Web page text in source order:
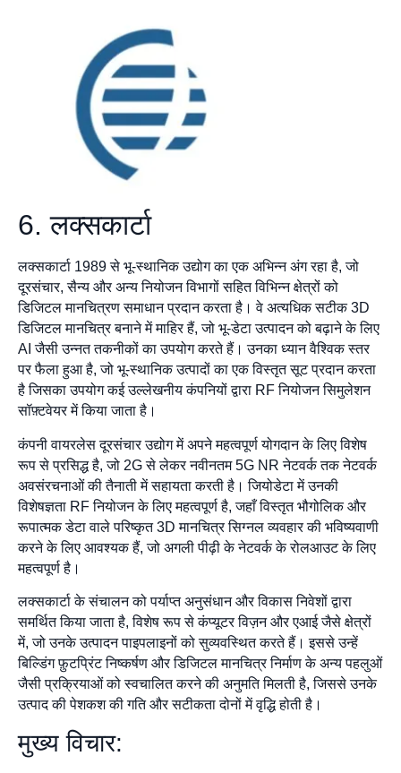
6. लक्सकार्टा
लक्सकार्टा 1989 से भू-स्थानिक उद्योग का एक अभिन्न अंग रहा है, जो
दूरसंचार, सैन्य और अन्य नियोजन विभागों सहित विभिन्न क्षेत्रों को
डिजिटल मानचित्रण समाधान प्रदान करता है। वे अत्यधिक सटीक 3D
डिजिटल मानचित्र बनाने में माहिर हैं, जो भू-डेटा उत्पादन को बढ़ाने के लिए
AI जैसी उन्नत तकनीकों का उपयोग करते हैं। उनका ध्यान वैश्विक स्तर
पर फैला हुआ है, जो भू-स्थानिक उत्पादों का एक विस्तृत सूट प्रदान करता
है जिसका उपयोग कई उल्लेखनीय कंपनियों द्वारा RF नियोजन सिमुलेशन
सॉफ़्टवेयर में किया जाता है।
कंपनी वायरलेस दूरसंचार उद्योग में अपने महत्वपूर्ण योगदान के लिए विशेष
रूप से प्रसिद्ध है, जो 2G से लेकर नवीनतम 5G NR नेटवर्क तक नेटवर्क
अवसंरचनाओं की तैनाती में सहायता करती है। जियोडेटा में उनकी
विशेषज्ञता RF नियोजन के लिए महत्वपूर्ण है, जहाँ विस्तृत भौगोलिक और
रूपात्मक डेटा वाले परिष्कृत 3D मानचित्र सिग्नल व्यवहार की भविष्यवाणी
करने के लिए आवश्यक हैं, जो अगली पीढ़ी के नेटवर्क के रोलआउट के लिए
महत्वपूर्ण है।
लक्सकार्टा के संचालन को पर्याप्त अनुसंधान और विकास निवेशों द्वारा
समर्थित किया जाता है, विशेष रूप से कंप्यूटर विज़न और एआई जैसे क्षेत्रों
में, जो उनके उत्पादन पाइपलाइनों को सुव्यवस्थित करते हैं। इससे उन्हें
बिल्डिंग फ़ुटप्रिंट निष्कर्षण और डिजिटल मानचित्र निर्माण के अन्य पहलुओं
जैसी प्रक्रियाओं को स्वचालित करने की अनुमति मिलती है, जिससे उनके
उत्पाद की पेशकश की गति और सटीकता दोनों में वृद्धि होती है।
मुख्य विचार: